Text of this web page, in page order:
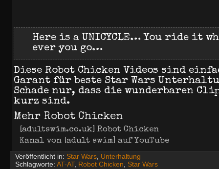
Here is a UNICYCLE… You ride it
ever you go…
Diese Robot Chicken Videos sind
Garant für beste Star Wars
Schade nur, dass die wunderbaren
kurz sind.
Mehr Robot Chicken
[adultswim.co.uk] Robot Chicken
Kanal von [adult swim] auf YouTube
Veröffentlicht in: Star Wars Unterhaltung
Schlagworte: AT-AT, Robot Chicken Star Wars